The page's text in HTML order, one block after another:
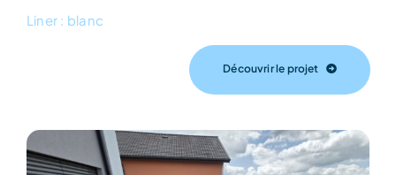
Liner : blanc
Découvrir le projet